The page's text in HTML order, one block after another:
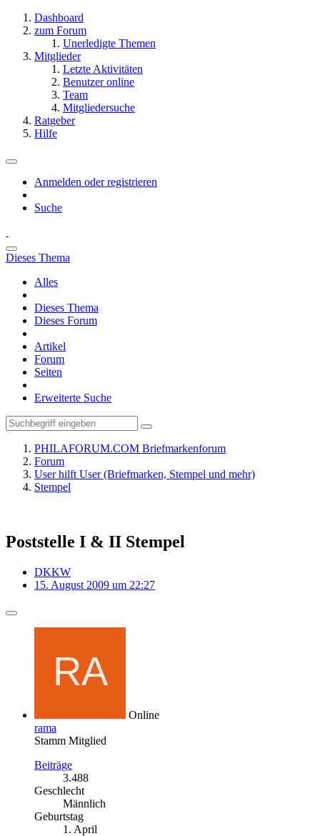
Dashboard
zum Forum
Unerledigte Themen
Mitglieder
Letzte Aktivitäten
Benutzer online
Team
Mitgliedersuche
Ratgeber
Hilfe
Anmelden oder registrieren
Suche
Dieses Thema
Alles
Dieses Thema
Dieses Forum
Artikel
Forum
Seiten
Erweiterte Suche
PHILAFORUM.COM Briefmarkenforum
Forum
User hilft User (Briefmarken, Stempel und mehr)
Stempel
Poststelle I & II Stempel
DKKW
15. August 2009 um 22:27
Online
rama
Stamm Mitglied
Beiträge
3.488
Geschlecht
Männlich
Geburtstag
1. April